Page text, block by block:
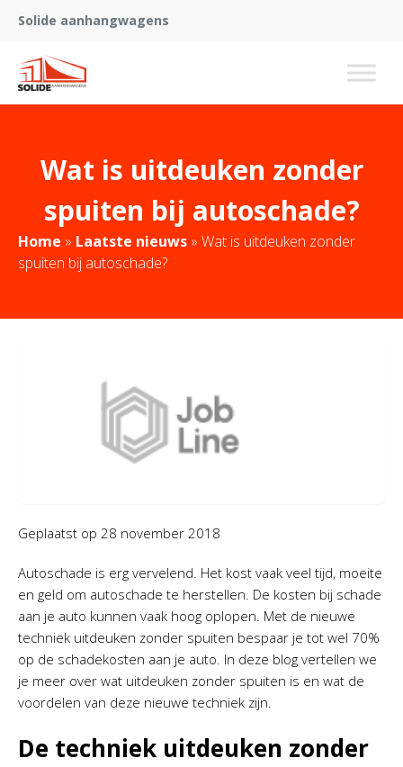
Solide aanhangwagens
Wat is uitdeuken zonder
spuiten bij autoschade?
Home » Laatste nieuws » Wat is uitdeuken zonder
spuiten bij autoschade?
Geplaatst op 28 november 2018
Autoschade is erg vervelend. Het kost vaak veel tijd, moeite
en geld om autoschade te herstellen. De kosten bij schade
aan je auto kunnen vaak hoog oplopen. Met de nieuwe
techniek uitdeuken zonder spuiten bespaar je tot wel 70%
op de schadekosten aan je auto. In deze blog vertellen we
je meer over wat uitdeuken zonder spuiten is en wat de
voordelen van deze nieuwe techniek zijn.
De techniek uitdeuken zonder